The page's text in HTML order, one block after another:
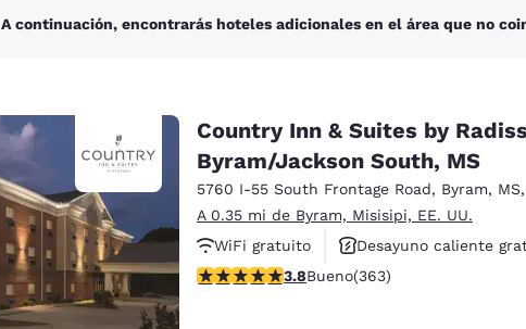
A continuación, encontrarás hoteles adicionales en el área que no
Country Inn & Suites by
Byram/Jackson South, MS
5760 I-55 South Frontage Road, Byram, MS,
A 0.35 mi de Byram, Misisipi, EE. UU.
WiFi gratuito
Desayuno caliente
Se aceptan mascotas
calificación de 3.75 estrellas. Bueno. 363
3.8Bueno(363)